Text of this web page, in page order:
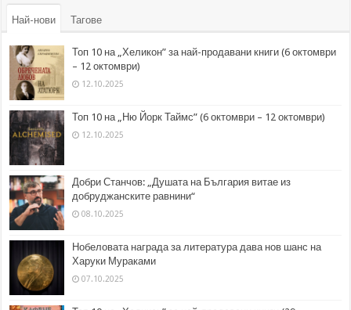
Най-нови Тагове
Топ 10 на „Хеликон” за най-продавани книги (6 октомври
– 12 октомври)
12.10.2025
Топ 10 на „Ню Йорк Таймс” (6 октомври – 12 октомври)
12.10.2025
Добри Станчов: „Душата на България витае из
добруджанските равнини“
08.10.2025
Нобеловата награда за литература дава нов шанс на
Харуки Мураками
07.10.2025